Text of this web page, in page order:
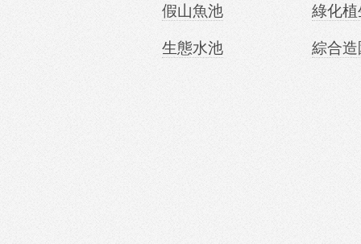
假山魚池
生態水池
綠化植
綜合造